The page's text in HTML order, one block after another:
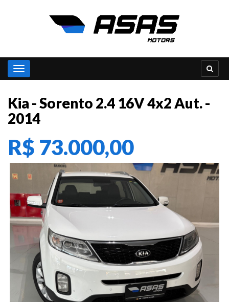
Toggle navigation
Kia - Sorento 2.4 16V 4x2 Aut. -
2014
R$ 73.000,00